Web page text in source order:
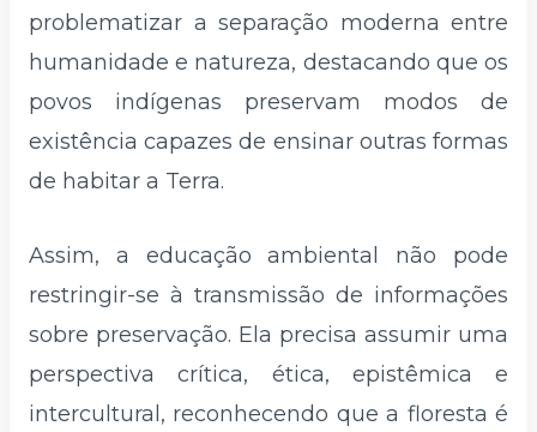
problematizar a separação moderna entre
humanidade e natureza, destacando que os
povos indígenas preservam modos de
existência capazes de ensinar outras formas
de habitar a Terra.
Assim, a educação ambiental não pode
restringir-se à transmissão de informações
sobre preservação. Ela precisa assumir uma
perspectiva crítica, ética, epistêmica e
intercultural, reconhecendo que a floresta é